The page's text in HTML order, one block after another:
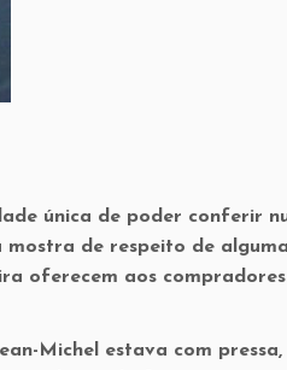
única de poder conferir
de respeito de
oferecem aos
Michel estava com pressa,